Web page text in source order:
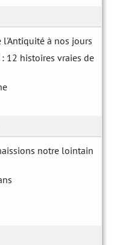
l'Antiquité à nos jours
12 histoires vraies de
notre lointain